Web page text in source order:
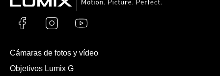
Cámaras de fotos y vídeo
Objetivos Lumix G